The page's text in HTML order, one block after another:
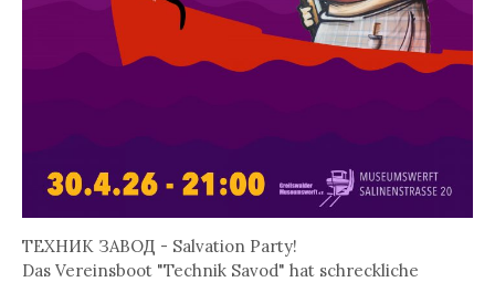
TEXHИK ЗABOД - Salvation Party!
Das Vereinsboot "Technik Savod" hat schreckliche